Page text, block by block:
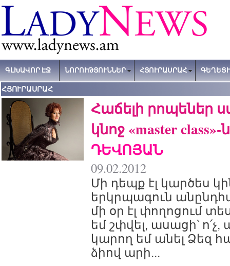
ԳԼԽԱՎՈՐ ԷՋ ՆՈՐՈՒԹՅՈՒՆՆԵՐ ՀՅՈՒՐԱՍՐԱՀ
ՀՅՈՒՐԱՍՐԱՀ
Հաճելի րոպեներ
կնոջ «master class»-
ԴԵՎՈՅԱՆ
09.02.2012
Մի դեպք էլ կարծես
երկրպագուն
մի օր էլ փողոցում
եմ շփվել, ասացի՝
կարող եմ անել Ձեզ
ձիով արի...